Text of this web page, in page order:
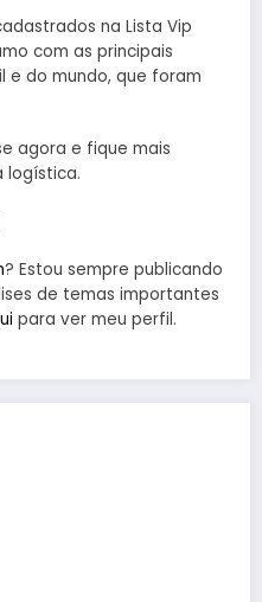
na Lista Vip
com as principais
e do mundo, que foram
agora e fique mais
logística.
? Estou sempre publicando
de temas importantes
para ver meu perfil.